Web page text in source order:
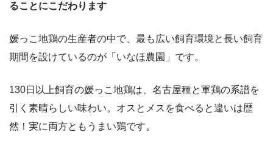
ることにこだわります
媛っこ地鶏の生産者の中で、最も広い飼育環境と長い飼育
期間を設けているのが「いなほ農園」です。
130日以上飼育の媛っこ地鶏は、名古屋種と軍鶏の系譜を
引く素晴らしい味わい。オスとメスを食べると違いは歴
然！実に両方ともうまい鶏です。